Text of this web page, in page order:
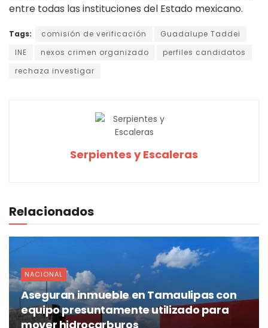
entre todas las instituciones del Estado mexicano.
Tags: comisión de verificación
Guadalupe Taddei
INE
nexos crimen organizado
perfiles candidatos
rechaza investigar
Serpientes y Escaleras
Relacionados
NACIONAL
Aseguran inmueble en Tamaulipas con
equipo presuntamente utilizado para
mover hidrocarburos